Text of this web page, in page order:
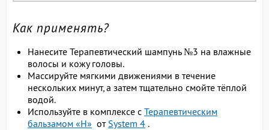
Как применять?
Нанесите Терапевтический шампунь №3 на влажные
волосы и кожу головы.
Массируйте мягкими движениями в течение
нескольких минут, а затем тщательно смойте тёплой
водой.
Используйте в комплексе с Терапевтическим
бальзамом «H» от System 4 .